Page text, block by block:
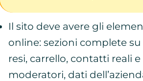
Il sito deve avere gli
online: sezioni complete
resi, carrello, contatti reali
moderatori, dati